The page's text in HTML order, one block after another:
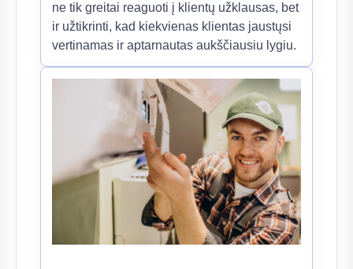
ne tik greitai reaguoti į klientų užklausas, bet
ir užtikrinti, kad kiekvienas klientas jaustųsi
vertinamas ir aptarnautas aukščiausiu lygiu.